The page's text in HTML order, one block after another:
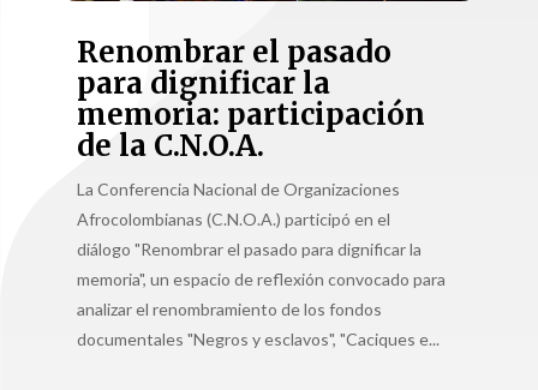
Renombrar el pasado
para dignificar la
memoria: participación
de la C.N.O.A.
La Conferencia Nacional de Organizaciones
Afrocolombianas (C.N.O.A.) participó en el
diálogo "Renombrar el pasado para dignificar la
memoria", un espacio de reflexión convocado para
analizar el renombramiento de los fondos
documentales "Negros y esclavos", "Caciques e...